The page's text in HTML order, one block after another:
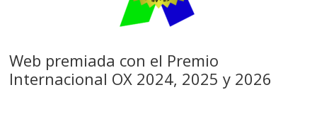
Web premiada con el Premio
Internacional OX 2024, 2025 y 2026